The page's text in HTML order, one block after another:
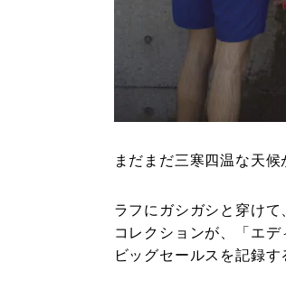
まだまだ三寒四温な天
ラフにガシガシと穿け
コレクションが、「エ
ビッグセールスを記録